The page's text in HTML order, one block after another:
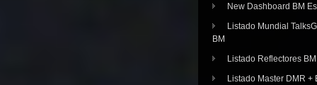
New Dashboard BM
Listado Mundial
BM
Listado Reflectores BM
Listado Master DMR +